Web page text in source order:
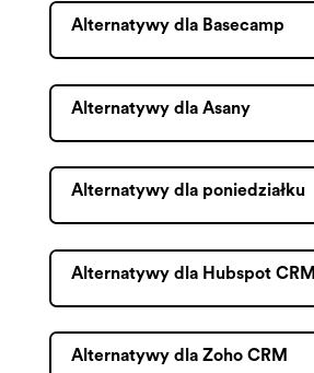
Alternatywy dla Basecamp
Alternatywy dla Asany
Alternatywy dla poniedziałku
Alternatywy dla Hubspot CRM
Alternatywy dla Zoho CRM